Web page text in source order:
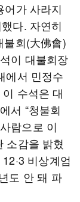
어가 사라지
다. 자연히
불회(大佛會)
이 대불회장
에서 민정수
수석은 대
서 “청불회
람으로 이
소감을 밝혔
비상계엄
도 안 돼 파